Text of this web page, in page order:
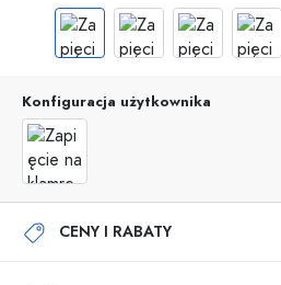
Konfiguracja użytkownika
CENY I RABATY